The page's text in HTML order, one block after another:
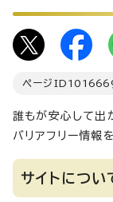
ページID
誰もが安心して出
バリアフリー情報
サイトについ